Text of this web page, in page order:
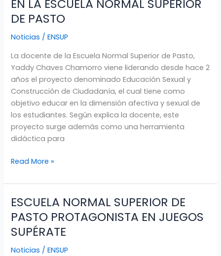
EN LA ESCUELA NORMAL SUPERIOR
DE PASTO
Noticias /ENSUP
La docente de la Escuela Normal Superior de Pasto,
Yaddy Chaves Chamorro viene liderando desde hace 2
años el proyecto denominado Educación Sexual y
Construcción de Ciudadanía, el cual tiene como
objetivo educar en la dimensión afectiva y sexual de
los estudiantes. Según explica la docente, este
proyecto surge además como una herramienta
didáctica para
SEXUAL
PRIORIDAD
EN
ESCUELA
NORMAL
SUPERIOR
DE
PASTO
Read More »
ESCUELA NORMAL SUPERIOR DE
PASTO PROTAGONISTA EN JUEGOS
SUPÉRATE
Noticias /ENSUP
ESCUELA
NORMAL
SUPERIOR
DE
PASTO